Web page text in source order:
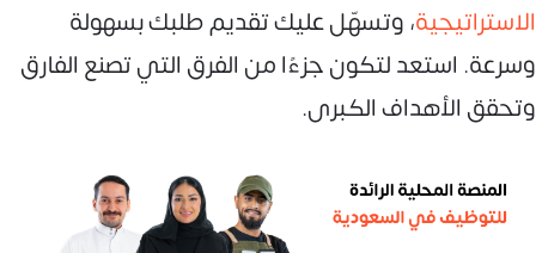
الاستراتيجية، وتسهّل عليك تقديم طلبك بسهولة
وسرعة. استعد لتكون جزءًا من الفرق التي تصنع الفارق
وتحقق الأهداف الكبرى.